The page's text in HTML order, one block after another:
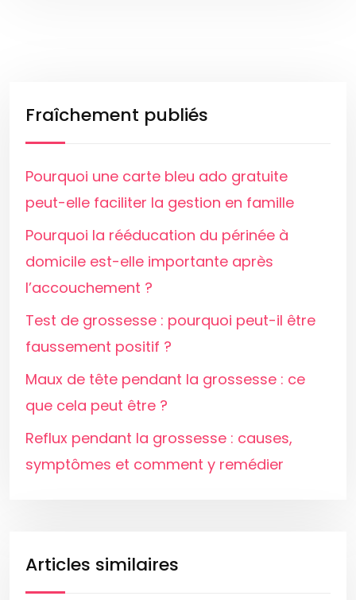
Fraîchement publiés
Pourquoi une carte bleu ado gratuite
peut-elle faciliter la gestion en famille
Pourquoi la rééducation du périnée à
domicile est-elle importante après
l’accouchement ?
Test de grossesse : pourquoi peut-il être
faussement positif ?
Maux de tête pendant la grossesse : ce
que cela peut être ?
Reflux pendant la grossesse : causes,
symptômes et comment y remédier
Articles similaires